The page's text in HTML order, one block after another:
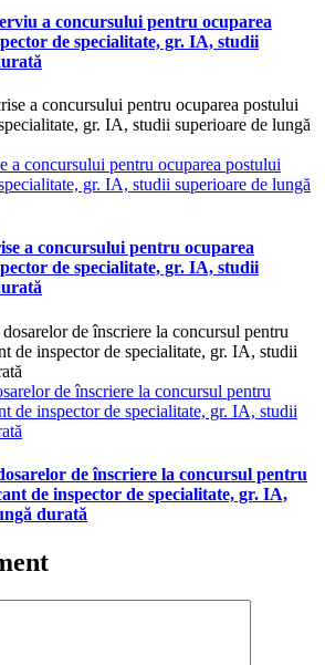
a concursului pentru ocuparea
de specialitate, gr. IA, studii
a concursului pentru ocuparea postului
gr. IA, studii superioare de lungă
a concursului pentru ocuparea
de specialitate, gr. IA, studii
de înscriere la concursul pentru
de inspector de specialitate, gr. IA, studii
de înscriere la concursul pentru
de inspector de specialitate, gr. IA,
durată